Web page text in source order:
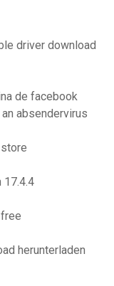
driver download
de facebook
absendervirus
17.4.4
herunterladen